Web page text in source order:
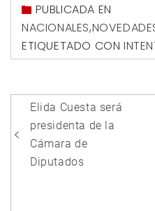
PUBLICADA EN
NACIONALES,
ETIQUETADO CON
Navegación
de
entradas
Elida Cuesta será
presidenta de la
Cámara de
Diputados